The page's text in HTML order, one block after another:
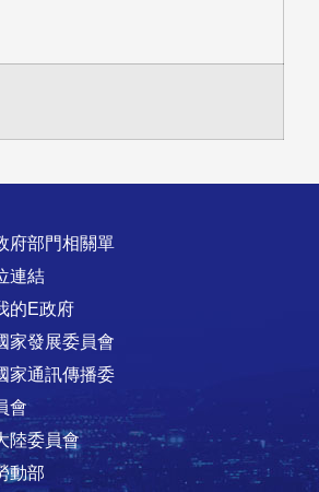
府部門相關單
連結
的E政府
家發展委員會
家通訊傳播委
會
陸委員會
動部